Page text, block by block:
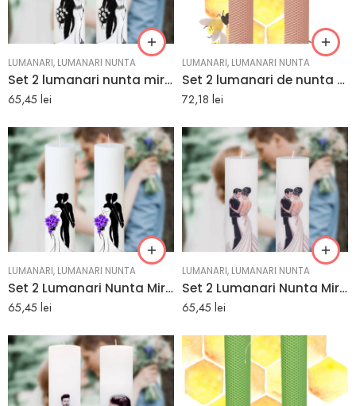
LUMANARI, LUMANARI NUNTA
Set 2 lumanari nunta mire si mireasa alb negru | e-marturii.ro
65,45 lei
LUMANARI, LUMANARI NUNTA
Set 2 lumanari de nunta cu model fagure
72,18 lei
LUMANARI, LUMANARI NUNTA
Set 2 Lumanari Nunta Mire si Mireasa cu Buchet Mov
65,45 lei
LUMANARI, LUMANARI NUNTA
Set 2 Lumanari Nunta Miri Dansand | e-marturii.ro
65,45 lei